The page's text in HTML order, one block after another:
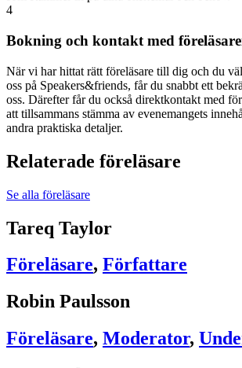
4
Bokning och kontakt med
När vi har hittat rätt föreläsare till dig och du
oss på Speakers&friends, får du snabbt ett
oss. Därefter får du också direktkontakt med
att tillsammans stämma av evenemangets
andra praktiska detaljer.
Relaterade föreläsare
Se alla föreläsare
Tareq Taylor
Föreläsare, Författare
Robin Paulsson
Föreläsare, Moderator,